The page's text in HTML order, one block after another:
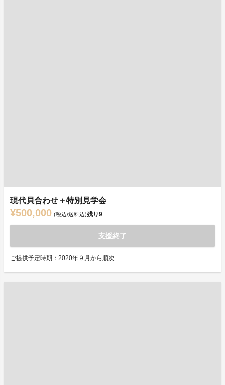
現代貝合わせ＋特別見学会
¥500,000 (税込/送料込)残り9
支援終了
ご提供予定時期：2020年９月から順次